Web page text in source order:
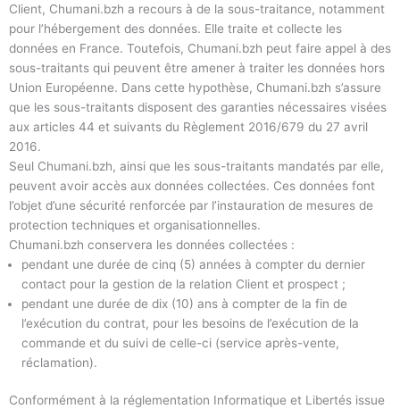
Client, Chumani.bzh a recours à de la sous-traitance, notamment
pour l’hébergement des données. Elle traite et collecte les
données en France. Toutefois, Chumani.bzh peut faire appel à des
sous-traitants qui peuvent être amener à traiter les données hors
Union Européenne. Dans cette hypothèse, Chumani.bzh s’assure
que les sous-traitants disposent des garanties nécessaires visées
aux articles 44 et suivants du Règlement 2016/679 du 27 avril
2016.
Seul Chumani.bzh, ainsi que les sous-traitants mandatés par elle,
peuvent avoir accès aux données collectées. Ces données font
l’objet d’une sécurité renforcée par l’instauration de mesures de
protection techniques et organisationnelles.
Chumani.bzh conservera les données collectées :
pendant une durée de cinq (5) années à compter du dernier
contact pour la gestion de la relation Client et prospect ;
pendant une durée de dix (10) ans à compter de la fin de
l’exécution du contrat, pour les besoins de l’exécution de la
commande et du suivi de celle-ci (service après-vente,
réclamation).
Conformément à la réglementation Informatique et Libertés issue